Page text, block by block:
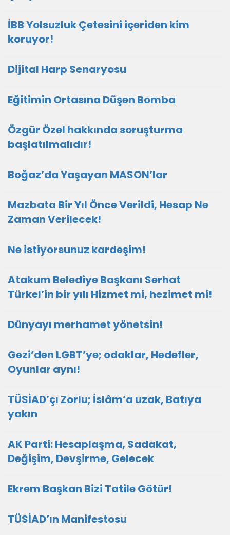
İBB Yolsuzluk Çetesini içeriden kim
koruyor!
Dijital Harp Senaryosu
Eğitimin Ortasına Düşen Bomba
Özgür Özel hakkında soruşturma
başlatılmalıdır!
Boğaz’da Yaşayan MASON’lar
Mazbata Bir Yıl Önce Verildi, Hesap Ne
Zaman Verilecek!
Ne istiyorsunuz kardeşim!
Atakum Belediye Başkanı Serhat
Türkel’in bir yılı Hizmet mi, hezimet mi!
Dünyayı merhamet yönetsin!
Gezi’den LGBT’ye; odaklar, Hedefler,
Oyunlar aynı!
TÜSİAD’çı Zorlu; İslâm’a uzak, Batıya
yakın
AK Parti: Hesaplaşma, Sadakat,
Değişim, Devşirme, Gelecek
Ekrem Başkan Bizi Tatile Götür!
TÜSİAD’ın Manifestosu